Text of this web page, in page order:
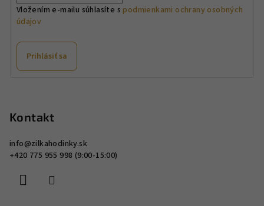
v
p
Vložením e-mailu súhlasíte spodmienkami ochrany osobných
údajov
Prihlásiť sa
Kontakt
info@zilkahodinky.sk
+420 775 955 998 (9:00-15:00)